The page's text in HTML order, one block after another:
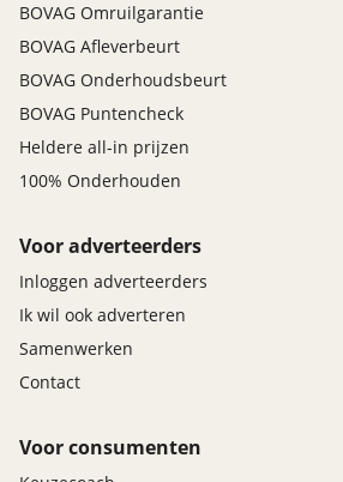
BOVAG Omruilgarantie
BOVAG Afleverbeurt
BOVAG Onderhoudsbeurt
BOVAG Puntencheck
Heldere all-in prijzen
100% Onderhouden
Voor adverteerders
Inloggen adverteerders
Ik wil ook adverteren
Samenwerken
Contact
Voor consumenten